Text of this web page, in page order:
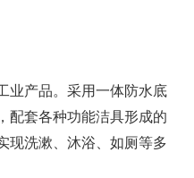
业产品。采用一体防水底
配套各种功能洁具形成的
现洗漱、沐浴、如厕等多